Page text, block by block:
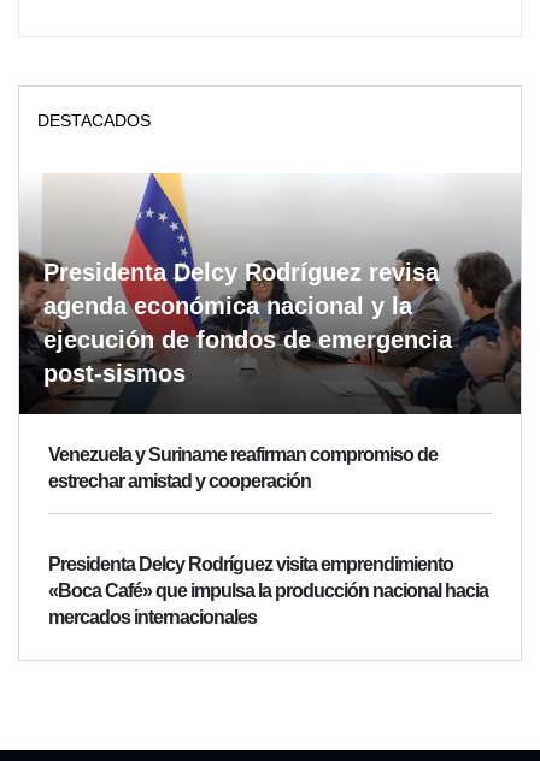
DESTACADOS
Presidenta Delcy Rodríguez revisa
agenda económica nacional y la
ejecución de fondos de emergencia
post-sismos
Venezuela y Suriname reafirman compromiso de
estrechar amistad y cooperación
Presidenta Delcy Rodríguez visita emprendimiento
«Boca Café» que impulsa la producción nacional hacia
mercados internacionales